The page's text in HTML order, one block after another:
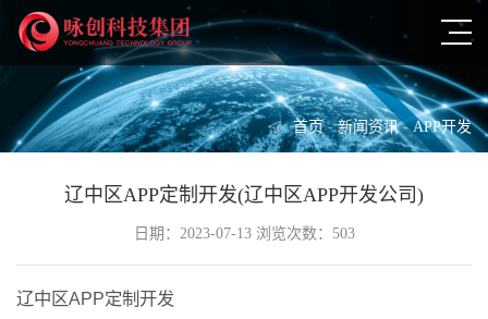
首页 - 新闻资讯 - APP开发
辽中区APP定制开发(辽中区APP开发公司)
日期：2023-07-13 浏览次数：503
辽中区APP定制开发